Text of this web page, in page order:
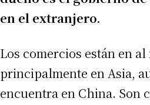
en el extranjero.
Los comercios están en al
principalmente en Asia,
encuentra en China. Son